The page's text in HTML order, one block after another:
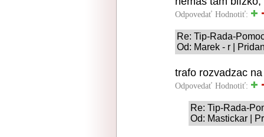
Odpovedať Hodnotiť:
Re: Tip-Rada-
Od: Marek - r |
trafo rozvadzac
Odpovedať Hodnotiť:
Re: Tip-Rada-
Od: Mastickar |